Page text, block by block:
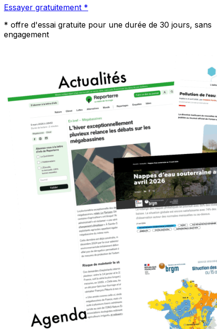
Essayer gratuitement *
* offre d'essai gratuite pour une durée de 30 jours, sans
engagement